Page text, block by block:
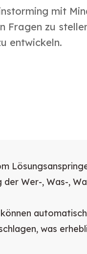
mit
Fragen zu
entwickeln.
Wer-, Was-,
können
was